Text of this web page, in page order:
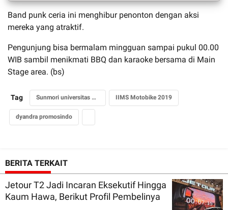
Band punk ceria ini menghibur penonton dengan aksi
mereka yang atraktif.
Pengunjung bisa bermalam mingguan sampai pukul 00.00
WIB sambil menikmati BBQ dan karaoke bersama di Main
Stage area. (bs)
Tag Sunmori universitas Budi Luhur IIMS Motobike 2019
dyandra promosindo
BERITA TERKAIT
Jetour T2 Jadi Incaran Eksekutif Hingga
Kaum Hawa, Berikut Profil Pembelinya